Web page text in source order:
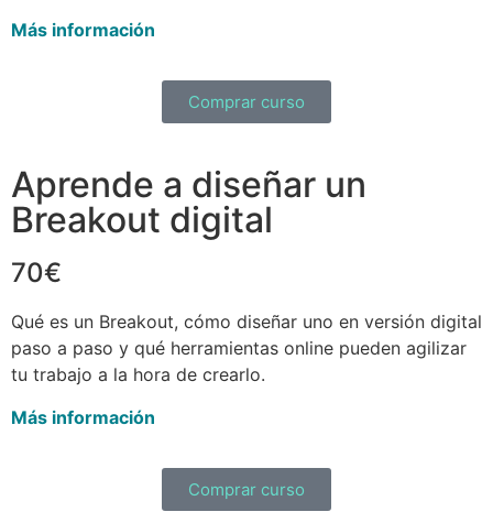
Más información
Comprar curso
Aprende a diseñar un
Breakout digital
70€
Qué es un Breakout, cómo diseñar uno en versión digital
paso a paso y qué herramientas online pueden agilizar
tu trabajo a la hora de crearlo.
Más información
Comprar curso